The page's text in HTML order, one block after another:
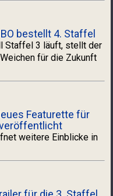
bestellt 4. Staffel
Staffel 3 läuft, stellt der
für die Zukunft
Featurette für
weitere Einblicke in